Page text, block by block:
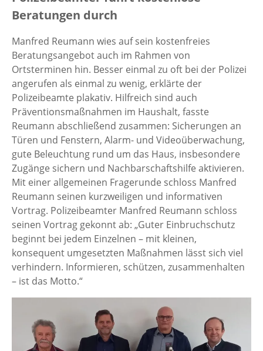
Beratungen durch
Manfred Reumann wies auf sein kostenfreies
Beratungsangebot auch im Rahmen von
Ortsterminen hin. Besser einmal zu oft bei der Polizei
angerufen als einmal zu wenig, erklärte der
Polizeibeamte plakativ. Hilfreich sind auch
Präventionsmaßnahmen im Haushalt, fasste
Reumann abschließend zusammen: Sicherungen an
Türen und Fenstern, Alarm- und Videoüberwachung,
gute Beleuchtung rund um das Haus, insbesondere
Zugänge sichern und Nachbarschaftshilfe aktivieren.
Mit einer allgemeinen Fragerunde schloss Manfred
Reumann seinen kurzweiligen und informativen
Vortrag. Polizeibeamter Manfred Reumann schloss
seinen Vortrag gekonnt ab: „Guter Einbruchschutz
beginnt bei jedem Einzelnen – mit kleinen,
konsequent umgesetzten Maßnahmen lässt sich viel
verhindern. Informieren, schützen, zusammenhalten
– ist das Motto.“